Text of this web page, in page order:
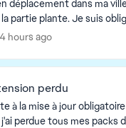
déplacement dans ma
partie plante. Je suis
Est ce que quelqu'un ren...
4 hours ago
perdu
à la mise à jour
j'ai perdue tous mes packs